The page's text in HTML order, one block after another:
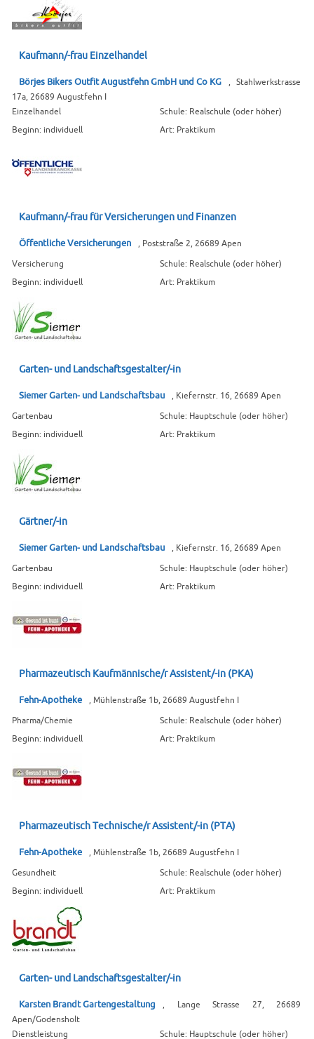
Kaufmann/-frau Einzelhandel
Börjes Bikers Outfit Augustfehn GmbH und Co KG
, Stahlwerkstrasse
17a, 26689 Augustfehn I
Einzelhandel
Schule: Realschule (oder höher)
Beginn: individuell
Art: Praktikum
Kaufmann/-frau für Versicherungen und Finanzen
Öffentliche Versicherungen , Poststraße 2, 26689 Apen
Versicherung
Schule: Realschule (oder höher)
Beginn: individuell
Art: Praktikum
Garten- und Landschaftsgestalter/-in
Siemer Garten- und Landschaftsbau , Kiefernstr. 16, 26689 Apen
Gartenbau
Schule: Hauptschule (oder höher)
Beginn: individuell
Art: Praktikum
Gärtner/-in
Siemer Garten- und Landschaftsbau , Kiefernstr. 16, 26689 Apen
Gartenbau
Schule: Hauptschule (oder höher)
Beginn: individuell
Art: Praktikum
Pharmazeutisch Kaufmännische/r Assistent/-in (PKA)
Fehn-Apotheke , Mühlenstraße 1b, 26689 Augustfehn I
Pharma/Chemie
Schule: Realschule (oder höher)
Beginn: individuell
Art: Praktikum
Pharmazeutisch Technische/r Assistent/-in (PTA)
Fehn-Apotheke , Mühlenstraße 1b, 26689 Augustfehn I
Gesundheit
Schule: Realschule (oder höher)
Beginn: individuell
Art: Praktikum
Garten- und Landschaftsgestalter/-in
Karsten Brandt Gartengestaltung
, Lange Strasse 27, 26689
Apen/Godensholt
Dienstleistung
Schule: Hauptschule (oder höher)